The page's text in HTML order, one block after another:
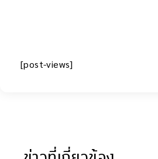
[post-views]